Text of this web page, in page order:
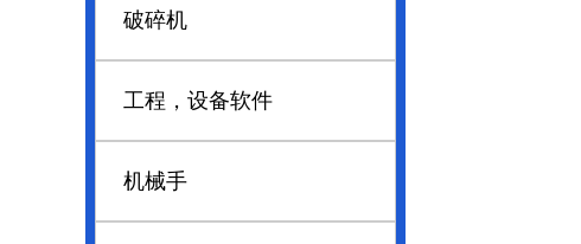
破碎机
工程，设备软件
机械手